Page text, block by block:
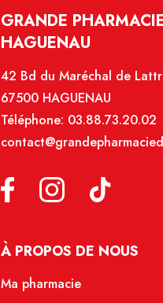
GRANDE
HAGUENAU
42 Bd du Maréchal de
67500 HAGUENAU
Téléphone: 03.88.73.20.02
À PROPOS DE NOUS
Ma pharmacie